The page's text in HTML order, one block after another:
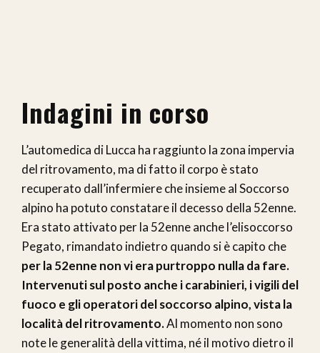
Indagini in corso
L’automedica di Lucca ha raggiunto la zona impervia
del ritrovamento, ma di fatto il corpo è stato
recuperato dall’infermiere che insieme al Soccorso
alpino ha potuto constatare il decesso della 52enne.
Era stato attivato per la 52enne anche l’elisoccorso
Pegato, rimandato indietro quando si è capito che
per la 52enne non vi era purtroppo nulla da fare.
Intervenuti sul posto anche i carabinieri, i vigili del
fuoco e gli operatori del soccorso alpino, vista la
località del ritrovamento.Al momento non sono
note le generalità della vittima, né il motivo dietro il